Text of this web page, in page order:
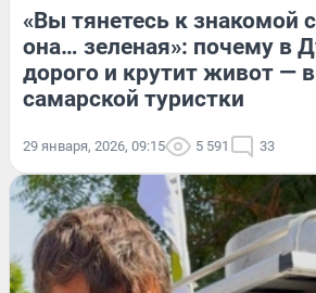
«Вы тянетесь к знакомой
она… зеленая»: почему в
дорого и крутит живот —
самарской туристки
29 января, 2026, 09:15 5 591 33